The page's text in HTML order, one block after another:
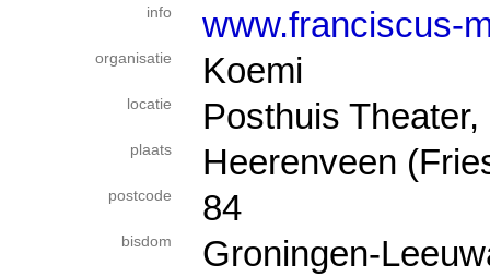
info www.franciscus-
organisatie Koemi
locatie Posthuis
plaats Heerenveen
postcode 84
bisdom Groningen-